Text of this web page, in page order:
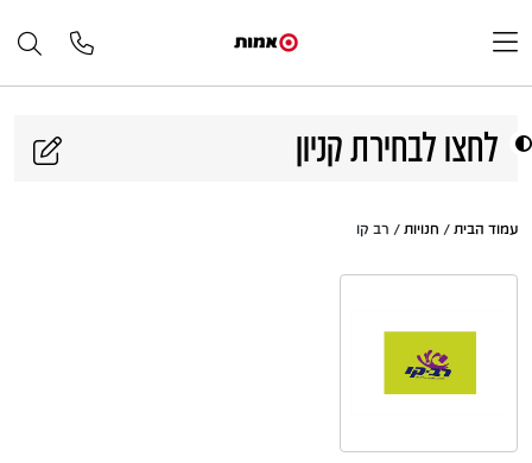
לחצו לבחירת קניון
עמוד הבית / חנויות / רב קו